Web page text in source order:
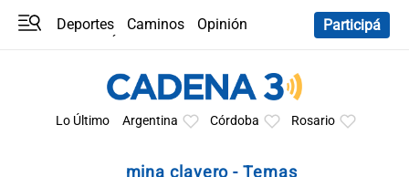
Deportes Caminos
Opinión
Participá
Lo Último Argentina Córdoba Rosario
mina clavero - Temas